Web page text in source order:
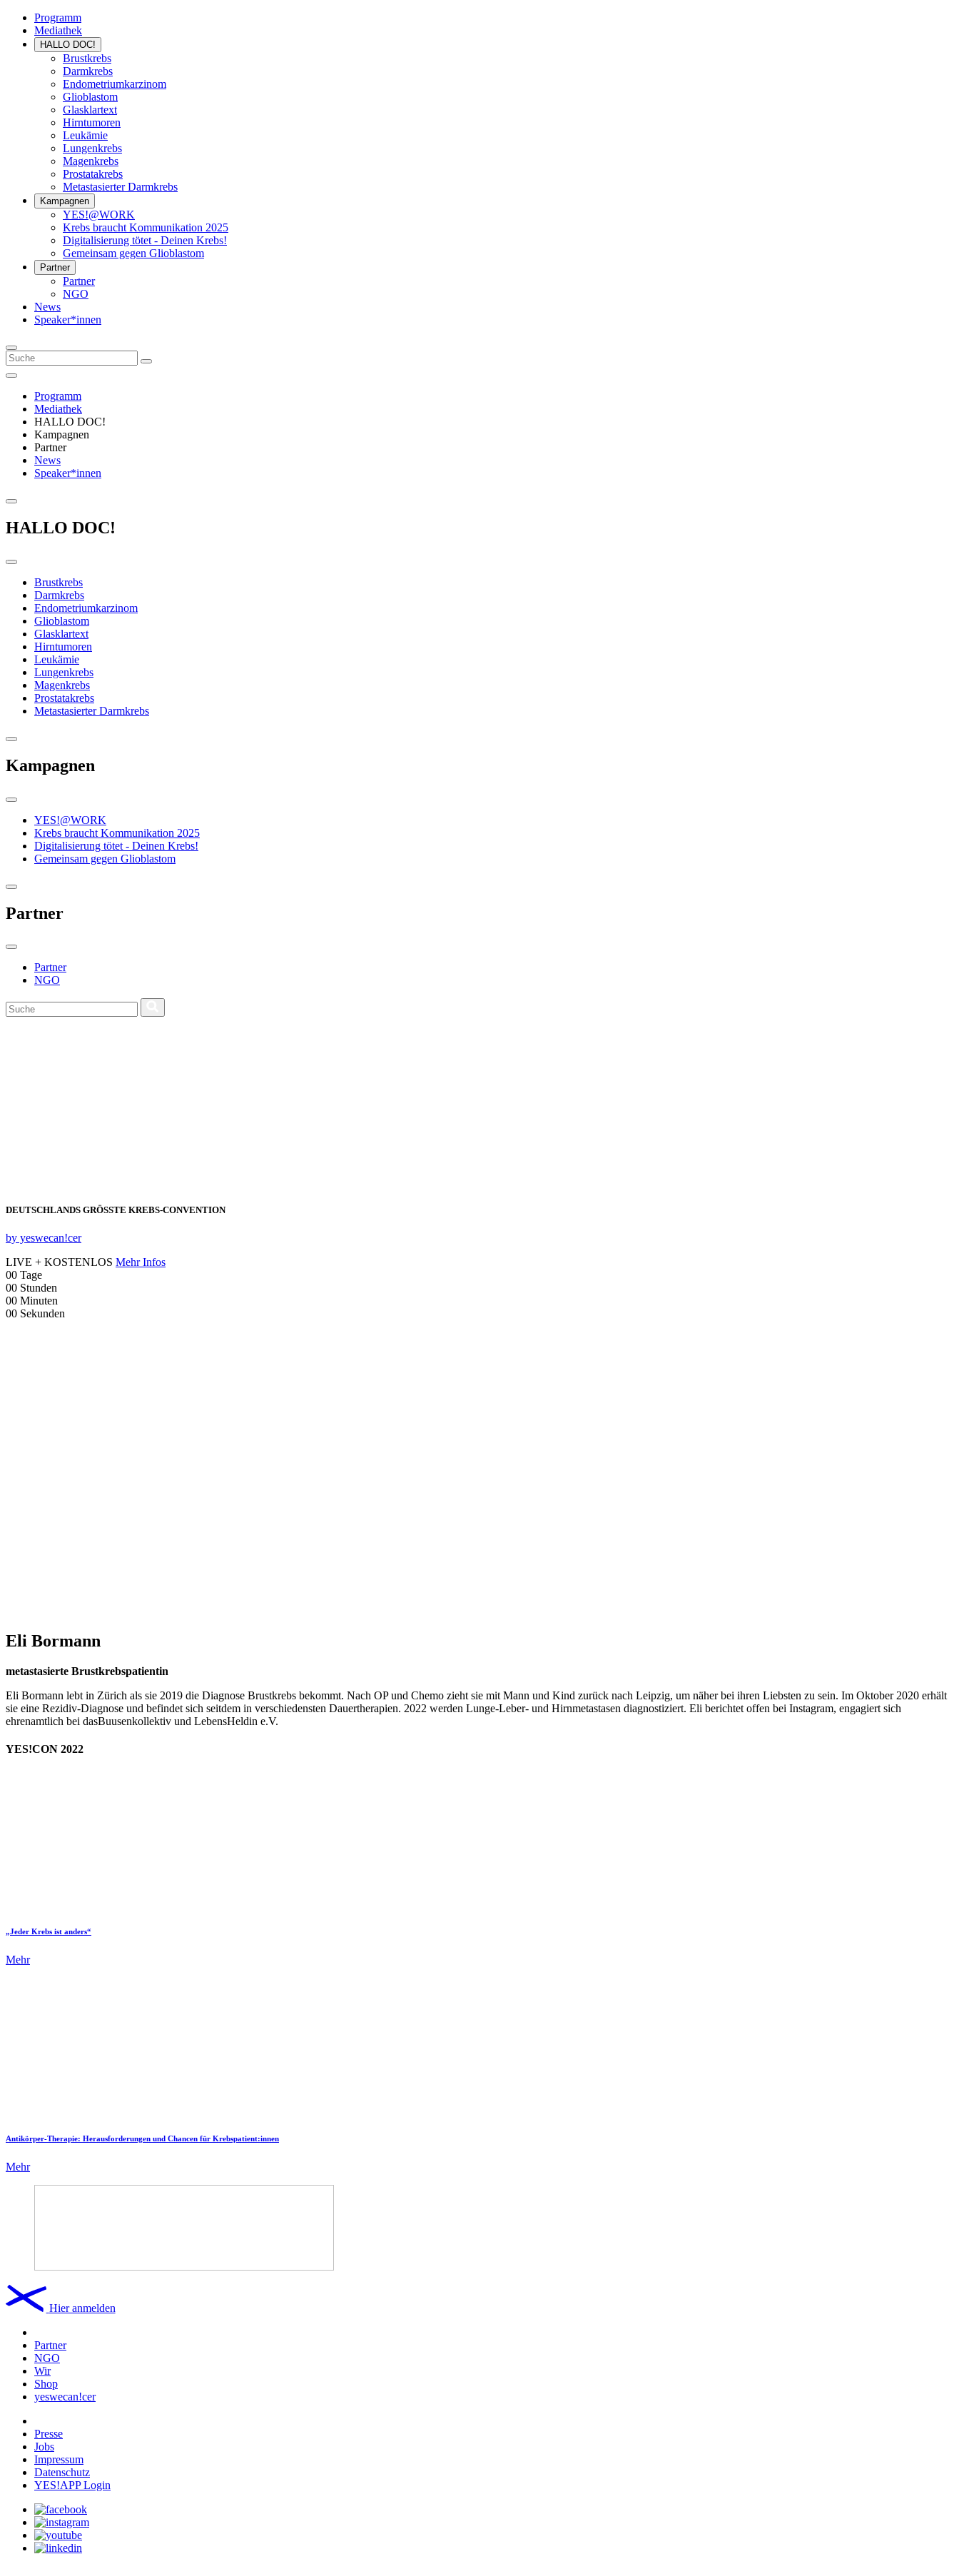
Programm
Mediathek
HALLO DOC!
Brustkrebs
Darmkrebs
Endometriumkarzinom
Glioblastom
Glasklartext
Hirntumoren
Leukämie
Lungenkrebs
Magenkrebs
Prostatakrebs
Metastasierter Darmkrebs
Kampagnen
YES!@WORK
Krebs braucht Kommunikation 2025
Digitalisierung tötet - Deinen Krebs!
Gemeinsam gegen Glioblastom
Partner
Partner
NGO
News
Speaker*innen
Programm
Mediathek
HALLO DOC!
Kampagnen
Partner
News
Speaker*innen
HALLO DOC!
Brustkrebs
Darmkrebs
Endometriumkarzinom
Glioblastom
Glasklartext
Hirntumoren
Leukämie
Lungenkrebs
Magenkrebs
Prostatakrebs
Metastasierter Darmkrebs
Kampagnen
YES!@WORK
Krebs braucht Kommunikation 2025
Digitalisierung tötet - Deinen Krebs!
Gemeinsam gegen Glioblastom
Partner
Partner
NGO
DEUTSCHLANDS GRÖSSTE KREBS‑CONVENTION
by yeswecan!cer
LIVE + KOSTENLOS Mehr Infos
00 Tage
00 Stunden
00 Minuten
00 Sekunden
Eli Bormann
metastasierte Brustkrebspatientin
Eli Bormann lebt in Zürich als sie 2019 die Diagnose Brustkrebs bekommt. Nach OP und Chemo zieht sie mit Mann und Kind zurück nach Leipzig, um näher bei ihren Liebsten zu sein. Im Oktober 2020 erhält
sie eine Rezidiv-Diagnose und befindet sich seitdem in verschiedensten Dauertherapien. 2022 werden Lunge-Leber- und Hirnmetastasen diagnostiziert. Eli berichtet offen bei Instagram, engagiert sich
ehrenamtlich bei dasBuusenkollektiv und LebensHeldin e.V.
YES!CON 2022
„Jeder Krebs ist anders“
Mehr
Antikörper-Therapie: Herausforderungen und Chancen für Krebspatient:innen
Mehr
Hier anmelden
Partner
NGO
Wir
Shop
yeswecan!cer
Presse
Jobs
Impressum
Datenschutz
YES!APP Login